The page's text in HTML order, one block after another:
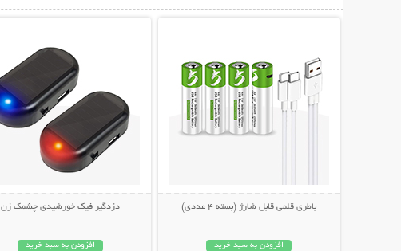
باطری قلمی قابل شارژ (بسته 4 عددی)
افزودن به سبد خرید
دزدگیر فیک خورشیدی چشمک زن
افزودن به سبد خرید